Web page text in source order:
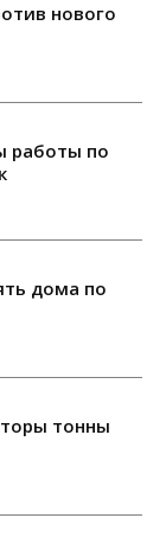
нового
работы по
дома по
тонны